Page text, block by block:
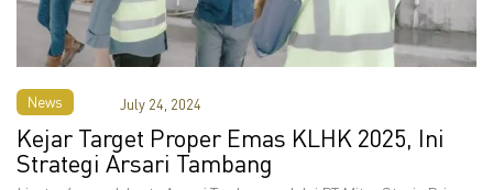
News
Kejar Target Proper Emas KLHK 2025, Ini
Strategi Arsari Tambang
July 24, 2024